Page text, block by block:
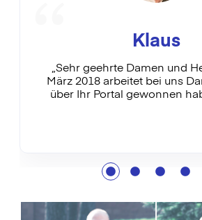
Klaus
„Sehr geehrte Damen und
März 2018 arbeitet bei uns
über Ihr Portal gewonnen